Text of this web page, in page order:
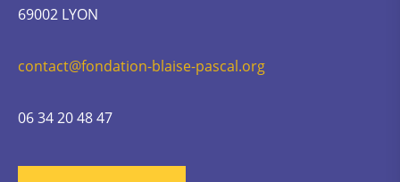
69002 LYON
contact@fondation-blaise-pascal.org
06 34 20 48 47